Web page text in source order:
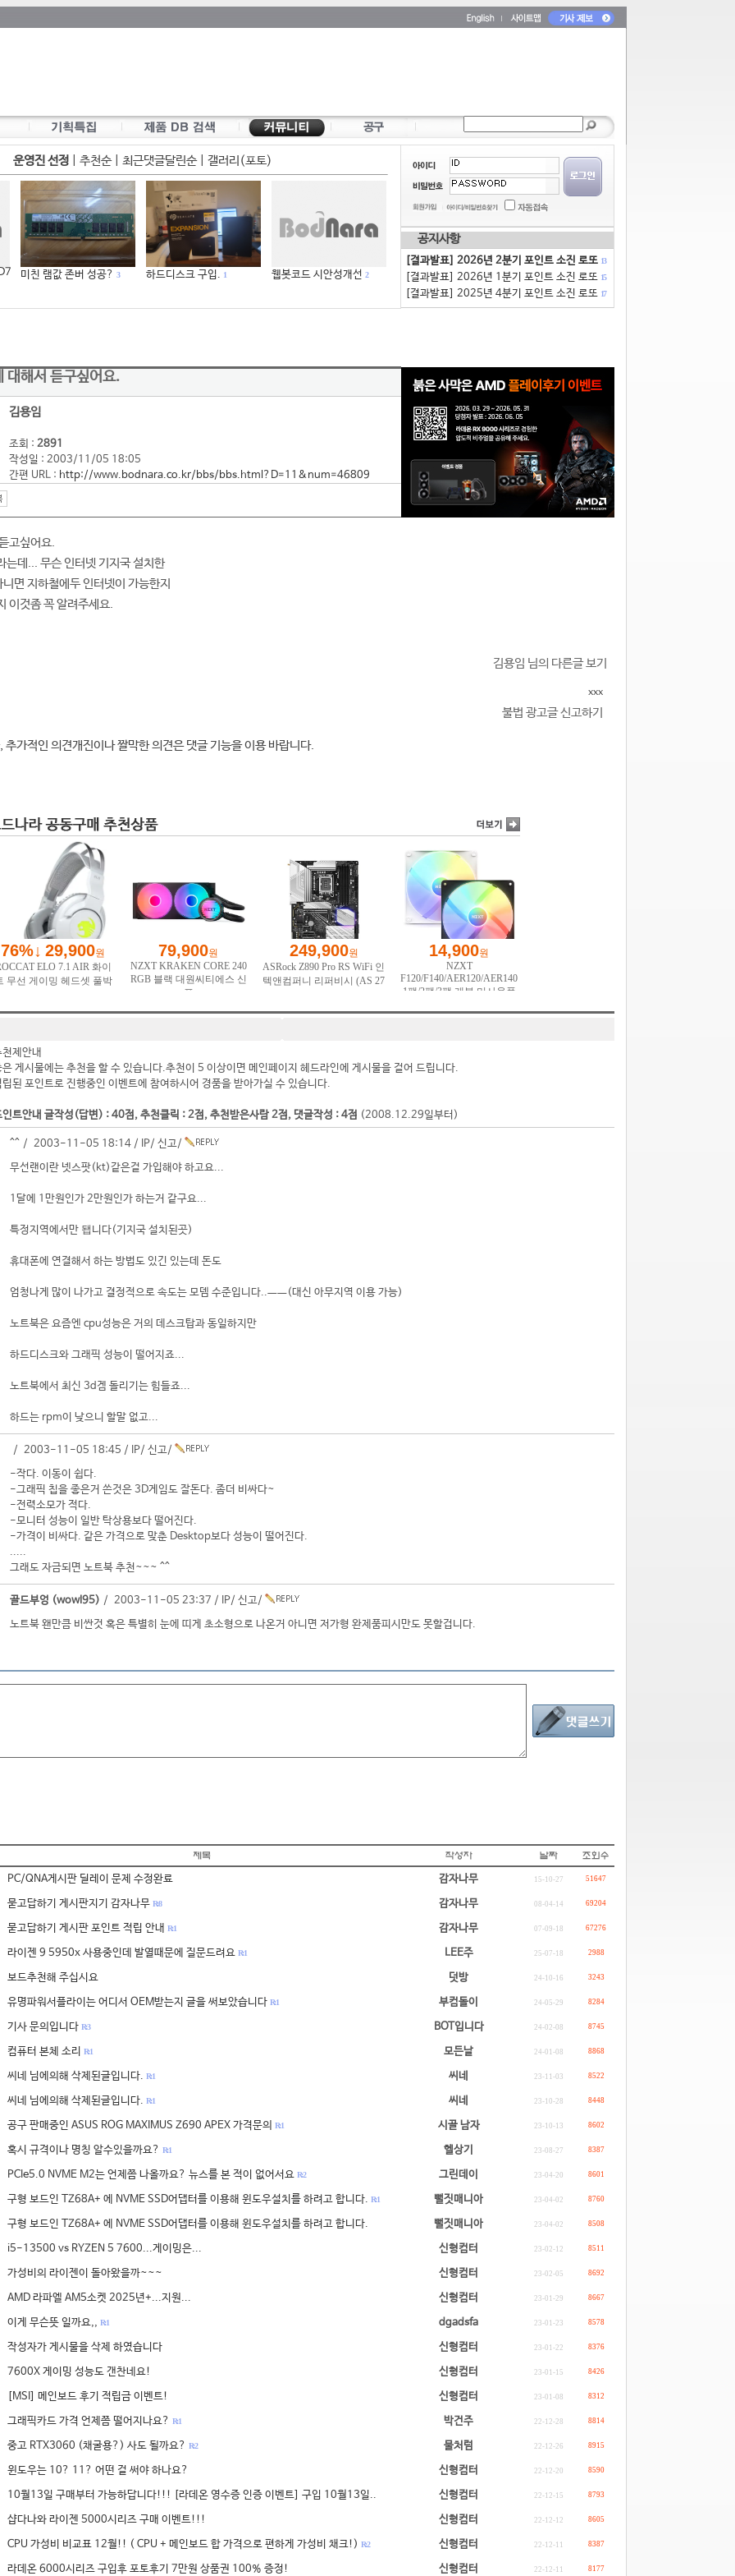
운영진 선정 추천순| 최근댓글달린순| 갤러리(포토)
미친 램값 존버 성공? 3 하드디스크 구입. 1 웹봇코드 시안성개선 2
공지사항
[결과발표] 2026년 2분기 포인트 소진 로또 13
[결과발표] 2026년 1분기 포인트 소진 로또 15
[결과발표] 2025년 4분기 포인트 소진 로또 17
대해서 듣구싶어요.
김용임
조회 : 2891
작성일 : 2003/11/05 18:05
간편 URL : http://www.bodnara.co.kr/bbs/bbs.html?D=11&num=46809
고싶어요.
는데... 무슨 인터넷 기지국 설치한
면 지하철에두 인터넷이 가능한지
이것좀 꼭 알려주세요.
김용임 님의 다른글 보기
xxx
불법 광고글 신고하기
가적인 의견개진이나 짤막한 의견은 댓글 기능을 이용 바랍니다.
천제안내
은 게시물에는 추천을 할 수 있습니다.추천이 5 이상이면 메인페이지 헤드라인에 게시물을 걸어 드립니다.
립된 포인트로 진행중인 이벤트에 참여하시어 경품을 받아가실 수 있습니다.
인트안내 글작성(답변) : 40점, 추천클릭 : 2점, 추천받은사람 2점, 댓글작성 : 4점 (2008.12.29일부터)
^^ / 2003-11-05 18:14 / IP/ 신고/
무선랜이란 넷스팟(kt)같은걸 가입해야 하고요...
1달에 1만원인가 2만원인가 하는거 같구요...
특정지역에서만 됍니다(기지국 설치된곳)
휴대폰에 연결해서 하는 방법도 있긴 있는데 돈도
엄청나게 많이 나가고 결정적으로 속도는 모뎀 수준입니다..ㅡㅡ(대신 아무지역 이용 가능)
노트북은 요즘엔 cpu성능은 거의 데스크탑과 동일하지만
하드디스크와 그래픽 성능이 떨어지죠...
노트북에서 최신 3d겜 돌리기는 힘들죠...
하드는 rpm이 낮으니 할말 없고...
/ 2003-11-05 18:45 / IP/ 신고/
-작다. 이동이 쉽다.
-그래픽 칩을 좋은거 쓴것은 3D게임도 잘돈다. 좀더 비싸다~
-전력소모가 적다.
-모니터 성능이 일반 탁상용보다 떨어진다.
-가격이 비싸다. 같은 가격으로 맞춘 Desktop보다 성능이 떨어진다.
.....
그래도 자금되면 노트북 추천~~~ ^^
골드부엉 (wowl95) / 2003-11-05 23:37 / IP/ 신고/
노트북 왠만큼 비싼것 혹은 특별히 눈에 띠게 초소형으로 나온거 아니면 저가형 완제품피시만도 못할겁니다.
PC/QNA게시판 딜레이 문제 수정완료 감자나무 15-10-27 51647
묻고답하기 게시판지기 감자나무 R: 8 감자나무 08-04-14 69204
묻고답하기 게시판 포인트 적립 안내 R: 1 감자나무 07-09-18 67276
라이젠 9 5950x 사용중인데 발열때문에 질문드려요 R: 1 LEE주 25-07-18 2988
보드추천해 주십시요 덧방 24-10-16 3243
유명파워서플라이는 어디서 OEM받는지 글을 써보았습니다 R: 1 부컴돌이 24-05-29 8284
기사 문의입니다 R: 3 BOT입니다 24-02-08 8745
컴퓨터 본체 소리 R: 1 모든날 24-01-08 8868
씨네 님에의해 삭제된글입니다. R: 1 씨네 23-11-03 8522
씨네 님에의해 삭제된글입니다. R: 1 씨네 23-10-28 8448
공구 판매중인 ASUS ROG MAXIMUS Z690 APEX 가격문의 R: 1 시골 남자 23-10-13 8602
혹시 규격이나 명칭 알수있을까요? R: 1 헬상기 23-08-27 8387
PCIe5.0 NVME M2는 언제쯤 나올까요? 뉴스를 본 적이 없어서요 R: 2 그린데이 23-04-20 8601
구형 보드인 TZ68A+ 에 NVME SSD어댑터를 이용해 윈도우설치를 하려고 합니다. R: 1 뻘짓매니아 23-04-02 8760
구형 보드인 TZ68A+ 에 NVME SSD어댑터를 이용해 윈도우설치를 하려고 합니다. 뻘짓매니아 23-04-02 8508
i5-13500 vs RYZEN 5 7600...게이밍은... 신형컴터 23-02-12 8511
가성비의 라이젠이 돌아왔을까~~~ 신형컴터 23-02-05 8692
AMD 라파엘 AM5소켓 2025년+...지원... 신형컴터 23-01-29 8667
이게 무슨뜻 일까요,, R: 1 dgadsfa 23-01-23 8578
작성자가 게시물을 삭제 하였습니다 신형컴터 23-01-22 8376
7600X 게이밍 성능도 갠찬네요! 신형컴터 23-01-15 8426
[MSI] 메인보드 후기 적립금 이벤트! 신형컴터 23-01-08 8312
그래픽카드 가격 언제쯤 떨어지나요? R: 1 박건주 22-12-28 8814
중고 RTX3060 (채굴용?) 사도 될까요? R: 2 물처럼 22-12-26 8915
윈도우는 10? 11? 어떤 걸 써야 하나요? 신형컴터 22-12-20 8590
10월13일 구매부터 가능하답니다!!! [라데온 영수증 인증 이벤트] 구입 10월13일.. 신형컴터 22-12-15 8793
샵다나와 라이젠 5000시리즈 구매 이벤트!!! 신형컴터 22-12-12 8605
CPU 가성비 비교표 12월!! ( CPU + 메인보드 합 가격으로 편하게 가성비 채크!) R: 2 신형컴터 22-12-11 8387
라데온 6000시리즈 구입후 포토후기 7만원 상품권 100% 증정! 신형컴터 22-12-11 8177